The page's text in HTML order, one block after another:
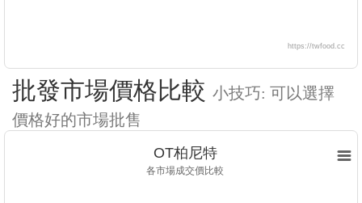
https://twfood.cc
批發市場價格比較 小技巧: 可以選擇
價格好的市場批售
OT柏尼特
各市場成交價比較